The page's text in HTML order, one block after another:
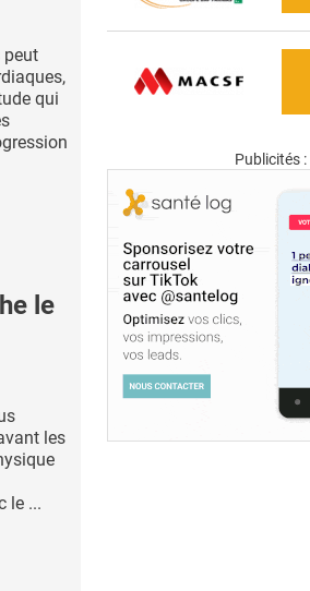
peut
qui
le
les
le ...
Publicités :